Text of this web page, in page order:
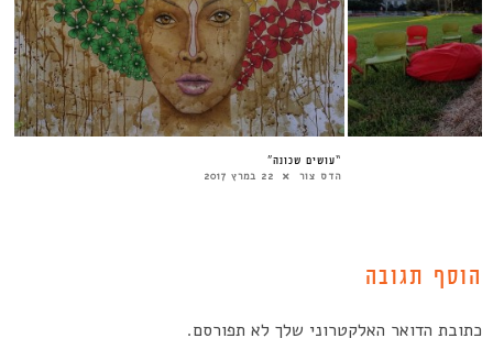
“עושים שכונה”
הדס צור 22 במרץ 2017
הוסף תגובה
כתובת הדואר האלקטרוני שלך לא תפורסם.